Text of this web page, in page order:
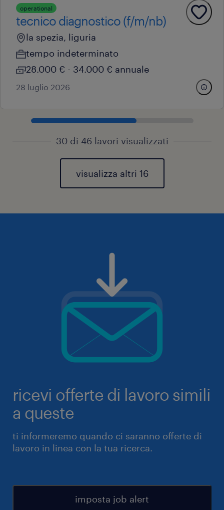
operational
tecnico diagnostico (f/m/nb)
la spezia, liguria
tempo indeterminato
28.000 € - 34.000 € annuale
28 luglio 2026
30 di 46 lavori visualizzati
visualizza altri 16
ricevi offerte di lavoro simili
a queste
ti informeremo quando ci saranno offerte di
lavoro in linea con la tua ricerca.
imposta job alert